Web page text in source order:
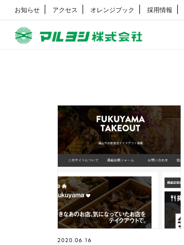
お知らせ アクセス オレンジブック 採用情報
2020.06.16